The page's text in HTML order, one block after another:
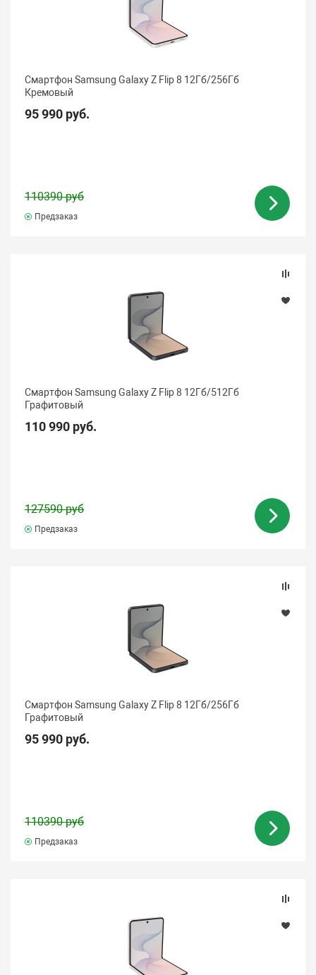
Смартфон Samsung Galaxy Z Flip 8 12Гб/256Гб
Кремовый
95 990 руб.
110390 руб
Предзаказ
Смартфон Samsung Galaxy Z Flip 8 12Гб/512Гб
Графитовый
110 990 руб.
127590 руб
Предзаказ
Смартфон Samsung Galaxy Z Flip 8 12Гб/256Гб
Графитовый
95 990 руб.
110390 руб
Предзаказ